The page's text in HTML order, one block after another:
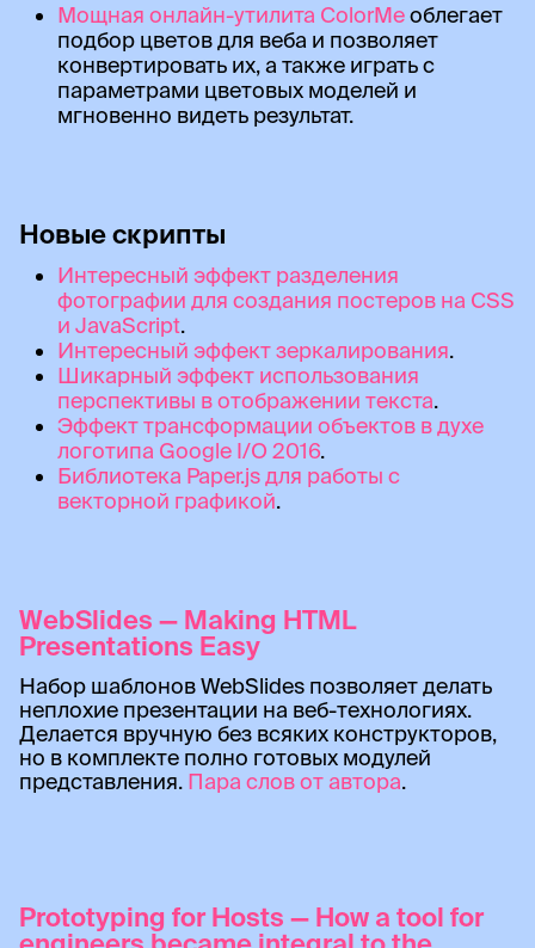
Мощная онлайн-утилита ColorMeоблегает
подбор цветов для веба и позволяет
конвертировать их, а также играть с
параметрами цветовых моделей и
мгновенно видеть результат.
Новые скрипты
Интересный эффект разделения
фотографии для создания постеров на CSS
и JavaScript.
Интересный эффект зеркалирования.
Шикарный эффект использования
перспективы в отображении текста.
Эффект трансформации объектов в духе
логотипа Google I/O 2016.
Библиотека Paper.js для работы с
векторной графикой.
WebSlides — Making HTML
Presentations Easy
Набор шаблонов WebSlides позволяет делать
неплохие презентации на веб-технологиях.
Делается вручную без всяких конструкторов,
но в комплекте полно готовых модулей
представления. Пара слов от автора.
Prototyping for Hosts — How a tool for